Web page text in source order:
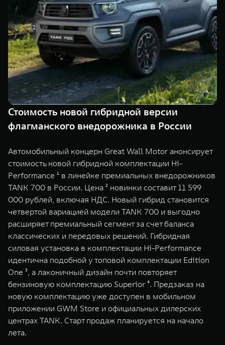
TANK 500
Веди за собой
от 6 499 000 ₽
TANK 700
от 10 199
WEY 07
Расширяя границы комфорта
от 6 149 000 ₽
WEY 05
Эстетика
от 5 699
TANK Финансы
Корпоративным клиентам
TANK ФИНАНСЫ
TANK Кредит
TANK Лизинг
TANK Страхование
Сервис
Специальные предложения
Моторные масла
ЦИФРОВЫЕ СЕРВИСЫ TANK
Цифровые сервисы TANK
Подписки
Стоимость новой гибридной версии
флагманского внедорожника в России
Автомобильный концерн Great Wall Motor анонсирует
стоимость новой гибридной комплектации Hi-
Performance ¹ в линейке премиальных внедорожников
TANK 700 в России. Цена ² новинки составит 11 599
000 рублей, включая НДС. Новый гибрид становится
четвертой вариацией модели TANK 700 и выгодно
расширяет премиальный сегмент за счет баланса
классических и передовых решений. Гибридная
силовая установка в комплектации Hi-Performance
идентична подобной у топовой комплектации Edition
One ³, а лаконичный дизайн почти повторяет
бензиновую комплектацию Superior ⁴. Предзаказ на
новую комплектацию уже доступен в мобильном
приложении GWM Store и официальных дилерских
центрах TANK. Старт продаж планируется на начало
лета.